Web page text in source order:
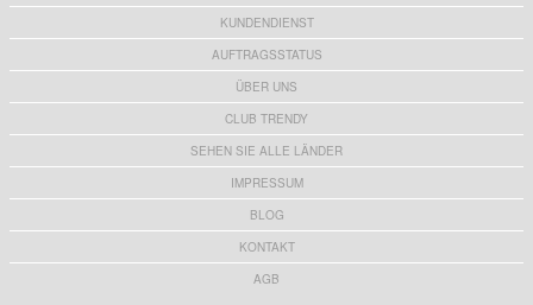
KUNDENDIENST
AUFTRAGSSTATUS
ÜBER UNS
CLUB TRENDY
SEHEN SIE ALLE LÄNDER
IMPRESSUM
BLOG
KONTAKT
AGB